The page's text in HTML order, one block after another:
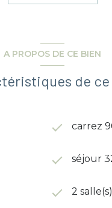
A PROPOS DE CE BIEN
de ce
carrez
séjour
2